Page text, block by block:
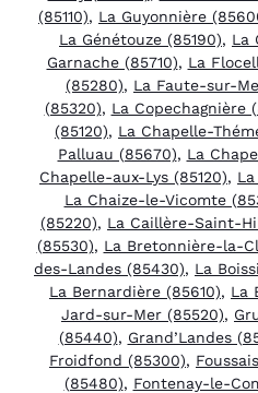
(85110), La Guyonnière
La Génétouze (85190), La
Garnache (85710), La
(85280), La Faute-sur-
(85320), La Copechagnière
(85120), La Chapelle-
Palluau (85670), La
Chapelle-aux-Lys (85120),
La Chaize-le-Vicomte
(85220), La Caillère-Saint-
(85530), La Bretonnière-la-
des-Landes (85430), La
La Bernardière (85610), La
Jard-sur-Mer (85520),
(85440), Grand’Landes
Froidfond (85300),
(85480), Fontenay-le-